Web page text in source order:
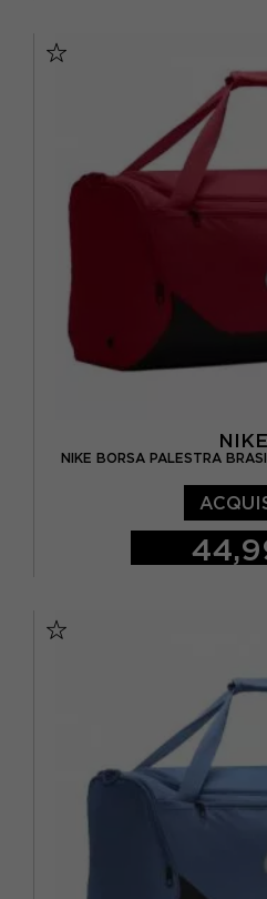
NIKE
NIKE BORSA PALESTRA